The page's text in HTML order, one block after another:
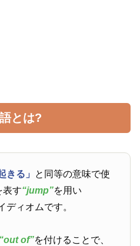
とは?
きる」 と同等の意味で使
表す“jump”を用い
ディオムです。
“out of”を付けることで、